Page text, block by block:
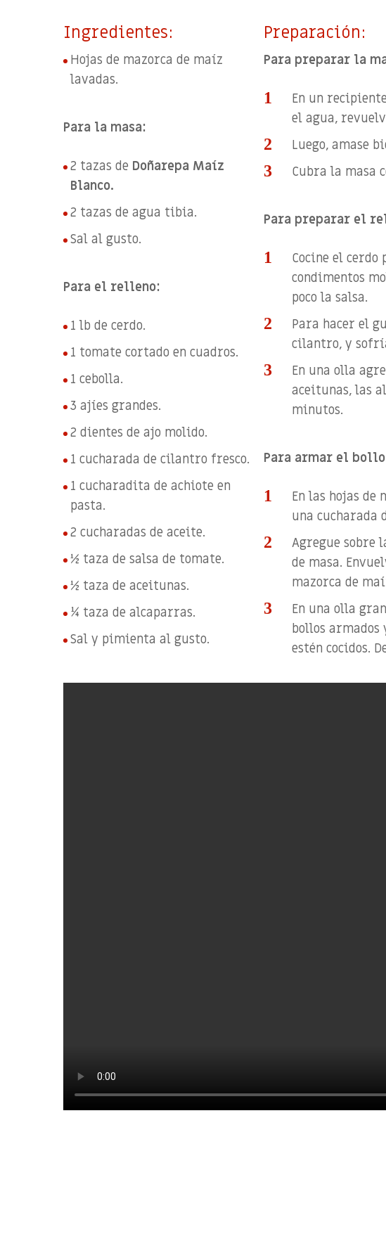
Ingredientes:
Hojas de mazorca de maíz
lavadas.
Para la masa:
2 tazas de Doñarepa Maíz
Blanco.
2 tazas de agua tibia.
Sal al gusto.
Para el relleno:
1 lb de cerdo.
1 tomate cortado en cuadros.
1 cebolla.
3 ajíes grandes.
2 dientes de ajo molido.
1 cucharada de cilantro fresco.
1 cucharadita de achiote en
pasta.
2 cucharadas de aceite.
½ taza de salsa de tomate.
½ taza de aceitunas.
¼ taza de alcaparras.
Sal y pimienta al gusto.
Preparación:
Para preparar la
En un
el agua,
Luego, amase
Cubra la masa
Para preparar el
Cocine el cerdo
condimentos
poco la salsa.
Para hacer el
cilantro, y
En una olla
aceitunas, las
minutos.
Para armar el
En las hojas de
una cucharada
Agregue sobre
de masa.
mazorca de
En una olla
bollos armados
estén cocidos.